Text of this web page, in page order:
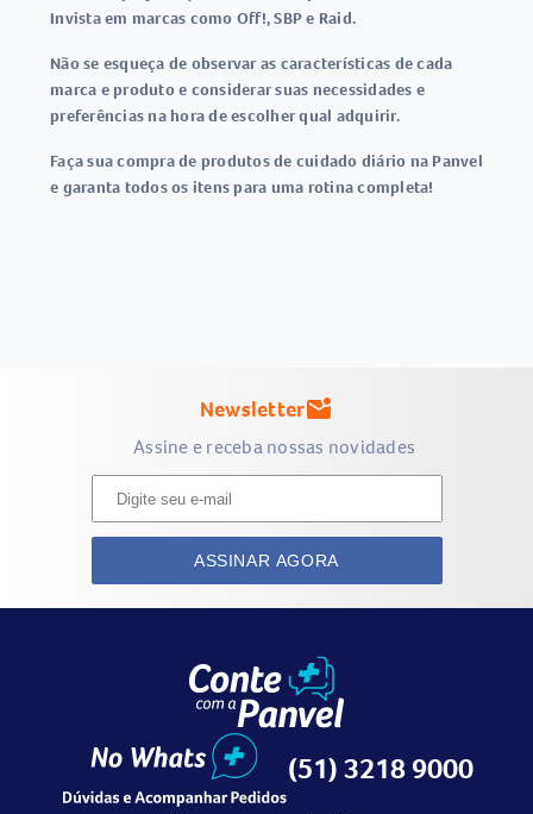
Invista em marcas como Off!, SBP e Raid.
Não se esqueça de observar as características de cada
marca e produto e considerar suas necessidades e
preferências na hora de escolher qual adquirir.
Faça sua compra de produtos de cuidado diário na Panvel
e garanta todos os itens para uma rotina completa!
Newslettermark_email_unread
Assine e receba nossas novidades
ASSINAR AGORA
(51) 3218 9000